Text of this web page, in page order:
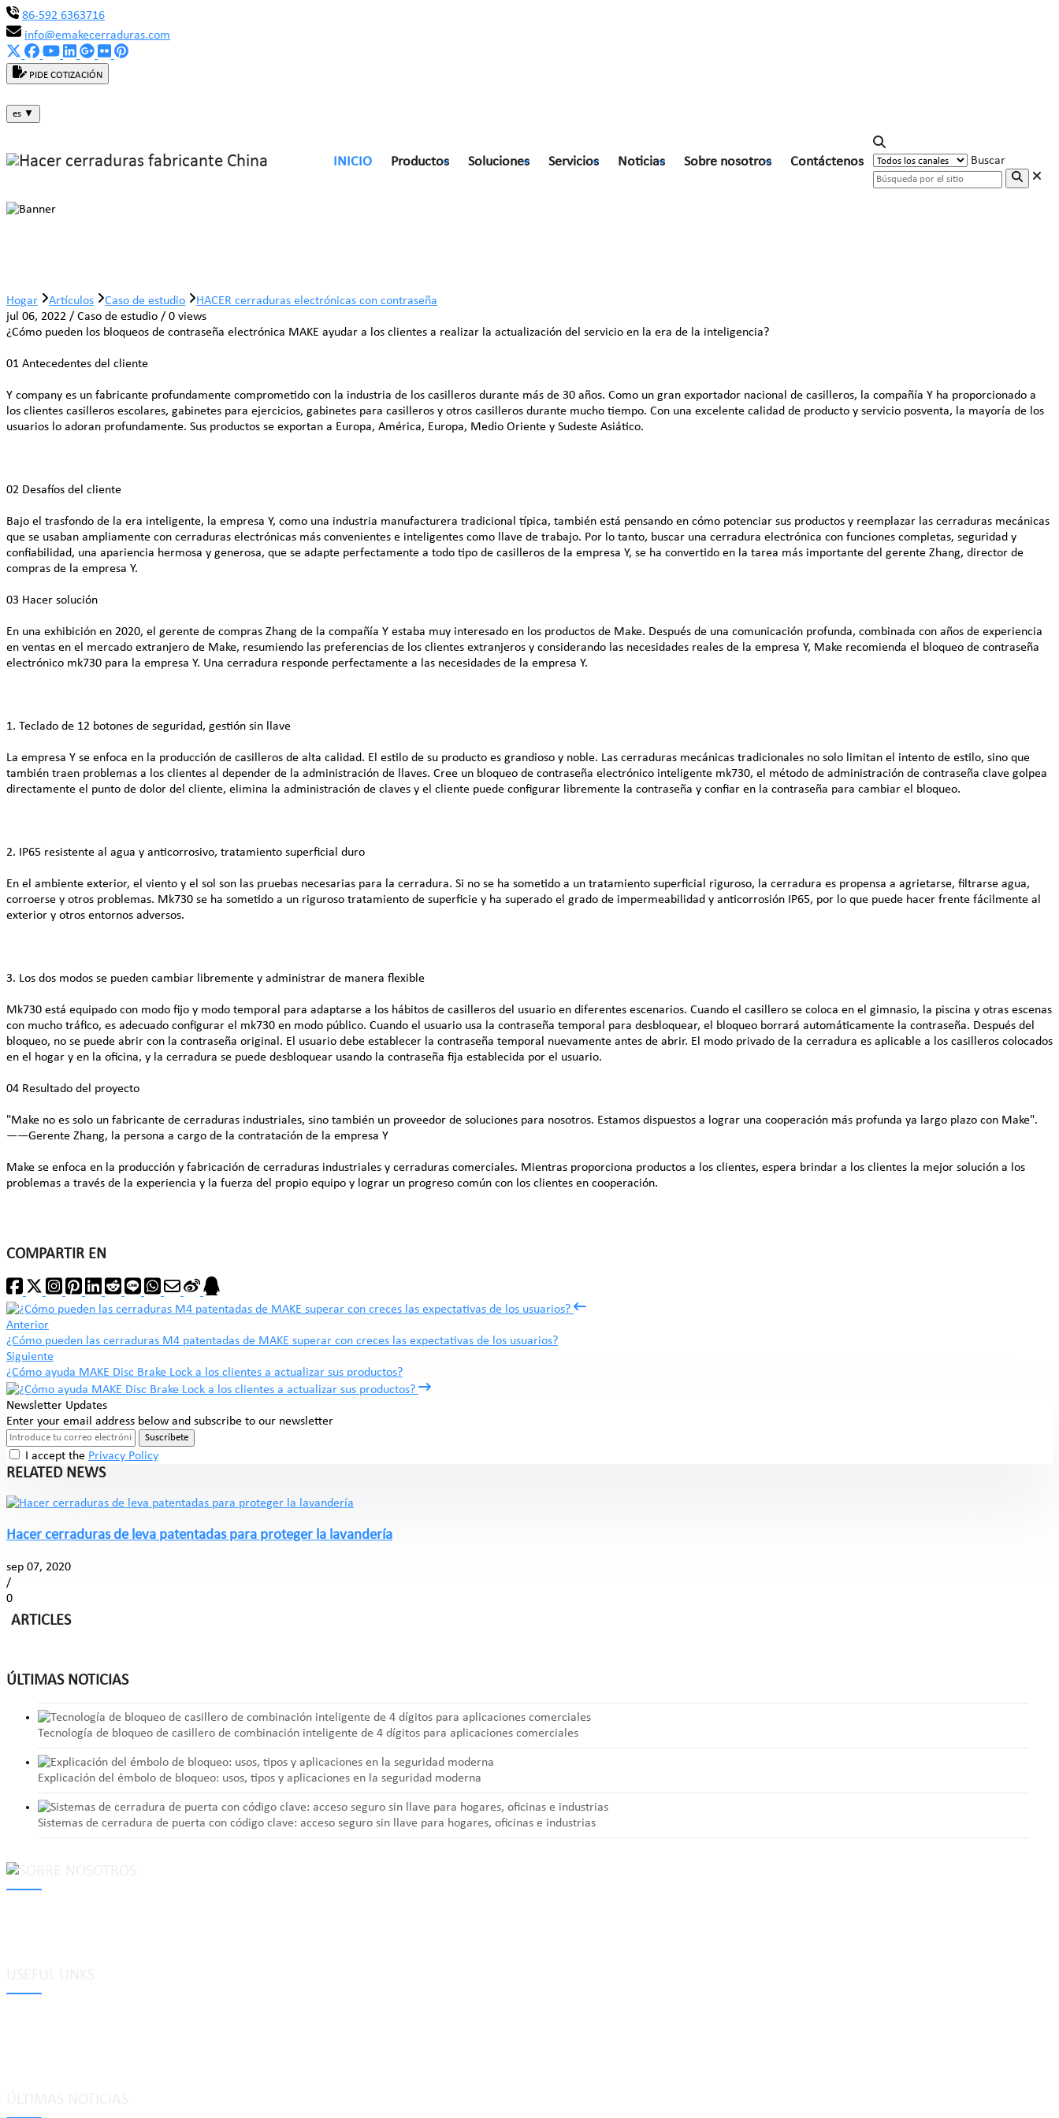
86-592 6363716
info@emakecerraduras.com
PIDE COTIZACIÓN
es ▼
INICIO Productos Soluciones Servicios Noticias Sobre nosotros Contáctenos Buscar
Hogar Artículos Caso de estudio
HACER cerraduras electrónicas con contraseña
jul 06, 2022 / Caso de estudio / 0 views
¿Cómo pueden los bloqueos de contraseña electrónica MAKE ayudar a los clientes a realizar la actualización del servicio en la era de la inteligencia?
01 Antecedentes del cliente
Y company es un fabricante profundamente comprometido con la industria de los casilleros durante más de 30 años. Como un gran exportador nacional de casilleros, la compañía Y ha proporcionado a
los clientes casilleros escolares, gabinetes para ejercicios, gabinetes para casilleros y otros casilleros durante mucho tiempo. Con una excelente calidad de producto y servicio posventa, la mayoría de los
usuarios lo adoran profundamente. Sus productos se exportan a Europa, América, Europa, Medio Oriente y Sudeste Asiático.
02 Desafíos del cliente
Bajo el trasfondo de la era inteligente, la empresa Y, como una industria manufacturera tradicional típica, también está pensando en cómo potenciar sus productos y reemplazar las cerraduras mecánicas
que se usaban ampliamente con cerraduras electrónicas más convenientes e inteligentes como llave de trabajo. Por lo tanto, buscar una cerradura electrónica con funciones completas, seguridad y
confiabilidad, una apariencia hermosa y generosa, que se adapte perfectamente a todo tipo de casilleros de la empresa Y, se ha convertido en la tarea más importante del gerente Zhang, director de
compras de la empresa Y.
03 Hacer solución
En una exhibición en 2020, el gerente de compras Zhang de la compañía Y estaba muy interesado en los productos de Make. Después de una comunicación profunda, combinada con años de experiencia
en ventas en el mercado extranjero de Make, resumiendo las preferencias de los clientes extranjeros y considerando las necesidades reales de la empresa Y, Make recomienda el bloqueo de contraseña
electrónico mk730 para la empresa Y. Una cerradura responde perfectamente a las necesidades de la empresa Y.
1. Teclado de 12 botones de seguridad, gestión sin llave
La empresa Y se enfoca en la producción de casilleros de alta calidad. El estilo de su producto es grandioso y noble. Las cerraduras mecánicas tradicionales no solo limitan el intento de estilo, sino que
también traen problemas a los clientes al depender de la administración de llaves. Cree un bloqueo de contraseña electrónico inteligente mk730, el método de administración de contraseña clave golpea
directamente el punto de dolor del cliente, elimina la administración de claves y el cliente puede configurar libremente la contraseña y confiar en la contraseña para cambiar el bloqueo.
2. IP65 resistente al agua y anticorrosivo, tratamiento superficial duro
En el ambiente exterior, el viento y el sol son las pruebas necesarias para la cerradura. Si no se ha sometido a un tratamiento superficial riguroso, la cerradura es propensa a agrietarse, filtrarse agua,
corroerse y otros problemas. Mk730 se ha sometido a un riguroso tratamiento de superficie y ha superado el grado de impermeabilidad y anticorrosión IP65, por lo que puede hacer frente fácilmente al
exterior y otros entornos adversos.
3. Los dos modos se pueden cambiar libremente y administrar de manera flexible
Mk730 está equipado con modo fijo y modo temporal para adaptarse a los hábitos de casilleros del usuario en diferentes escenarios. Cuando el casillero se coloca en el gimnasio, la piscina y otras escenas
con mucho tráfico, es adecuado configurar el mk730 en modo público. Cuando el usuario usa la contraseña temporal para desbloquear, el bloqueo borrará automáticamente la contraseña. Después del
bloqueo, no se puede abrir con la contraseña original. El usuario debe establecer la contraseña temporal nuevamente antes de abrir. El modo privado de la cerradura es aplicable a los casilleros colocados
en el hogar y en la oficina, y la cerradura se puede desbloquear usando la contraseña fija establecida por el usuario.
04 Resultado del proyecto
"Make no es solo un fabricante de cerraduras industriales, sino también un proveedor de soluciones para nosotros. Estamos dispuestos a lograr una cooperación más profunda ya largo plazo con Make".
——Gerente Zhang, la persona a cargo de la contratación de la empresa Y
Make se enfoca en la producción y fabricación de cerraduras industriales y cerraduras comerciales. Mientras proporciona productos a los clientes, espera brindar a los clientes la mejor solución a los
problemas a través de la experiencia y la fuerza del propio equipo y lograr un progreso común con los clientes en cooperación.
COMPARTIR EN
Anterior
¿Cómo pueden las cerraduras M4 patentadas de MAKE superar con creces las expectativas de los usuarios?
Siguiente
¿Cómo ayuda MAKE Disc Brake Lock a los clientes a actualizar sus productos?
Newsletter Updates
Enter your email address below and subscribe to our newsletter
Suscríbete
I accept the Privacy Policy
RELATED NEWS
Hacer cerraduras de leva patentadas para proteger la lavandería
sep 07, 2020
/
0
ARTICLES
ÚLTIMAS NOTICIAS
Tecnología de bloqueo de casillero de combinación inteligente de 4 dígitos para aplicaciones comerciales
Explicación del émbolo de bloqueo: usos, tipos y aplicaciones en la seguridad moderna
Sistemas de cerradura de puerta con código clave: acceso seguro sin llave para hogares, oficinas e industrias